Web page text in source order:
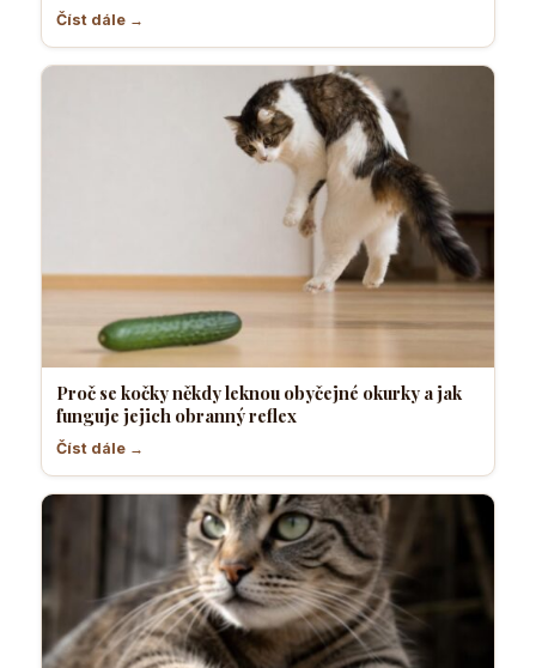
Číst dále →
Proč se kočky někdy leknou obyčejné okurky a jak
funguje jejich obranný reflex
Číst dále →